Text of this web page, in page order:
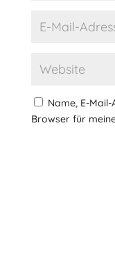
Name, E-
Browser für